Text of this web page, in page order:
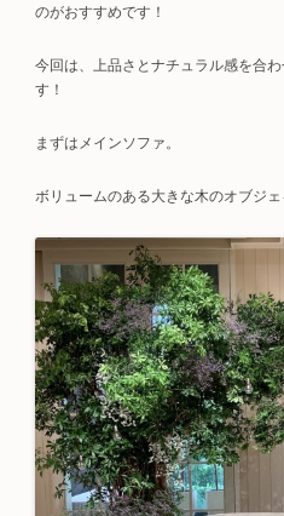
のがおすすめです！
今回は、上品さとナチュラル感を合
す！
まずはメインソファ。
ボリュームのある大きな木のオブジェ